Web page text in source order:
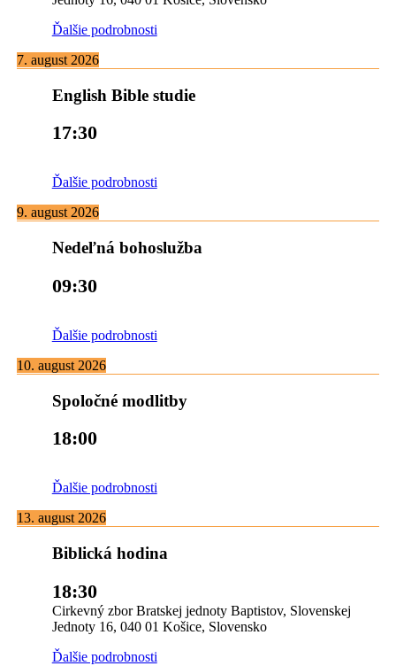
Ďalšie podrobnosti
7. august 2026
English Bible studie
17:30
Ďalšie podrobnosti
9. august 2026
Nedeľná bohoslužba
09:30
Ďalšie podrobnosti
10. august 2026
Spoločné modlitby
18:00
Ďalšie podrobnosti
13. august 2026
Biblická hodina
18:30
Cirkevný zbor Bratskej jednoty Baptistov, Slovenskej
Jednoty 16, 040 01 Košice, Slovensko
Ďalšie podrobnosti